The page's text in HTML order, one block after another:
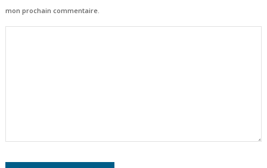
mon prochain commentaire.